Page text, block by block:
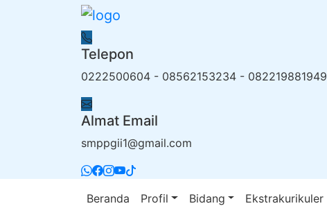
Telepon
0222500604 - 08562153234 - 082219881949
Almat Email
smppgii1@gmail.com
Beranda Profil Bidang Ekstrakurikuler